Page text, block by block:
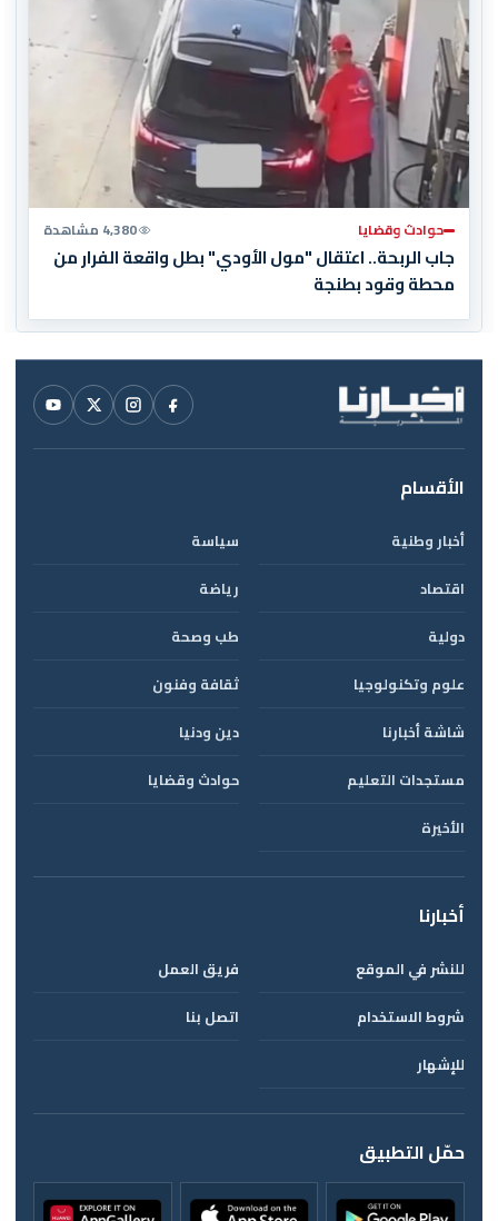
حوادث وقضايا 4,380 مشاهدة
جاب الربحة.. اعتقال "مول الأودي" بطل واقعة الفرار من
محطة وقود بطنجة
الأقسام
أخبار وطنية
سياسة
اقتصاد
رياضة
دولية
طب وصحة
علوم وتكنولوجيا
ثقافة وفنون
شاشة أخبارنا
دين ودنيا
مستجدات التعليم
حوادث وقضايا
الأخيرة
أخبارنا
للنشر في الموقع
فريق العمل
شروط الاستخدام
اتصل بنا
للإشهار
حمّل التطبيق